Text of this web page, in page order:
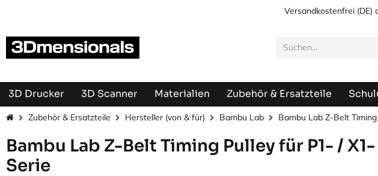
Versandkostenfrei (DE)
3D Drucker 3D Scanner Materialien Zubehör & Ersatzteile
Zubehör & Ersatzteile Hersteller (von & für) Bambu Lab Bambu Lab Z-Belt
Bambu Lab Z-Belt Timing Pulley für P1- / X1-
Serie